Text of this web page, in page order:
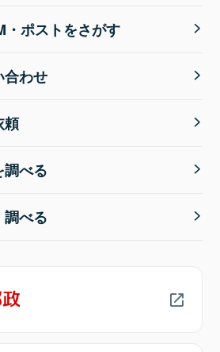
・ポストをさがす
合わせ
頼
調べる
べる